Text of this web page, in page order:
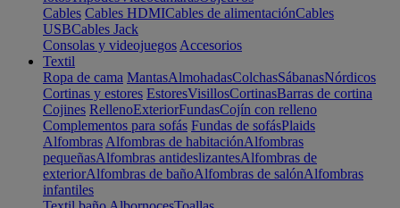
Cables Cables HDMICables de alimentaciónCables
USBCables Jack
Consolas y videojuegos Accesorios
Textil
Ropa de cama MantasAlmohadasColchasSábanasNórdicos
Cortinas y estores EstoresVisillosCortinasBarras de cortina
Cojines RellenoExteriorFundasCojín con relleno
Complementos para sofás Fundas de sofásPlaids
Alfombras Alfombras de habitaciónAlfombras
pequeñasAlfombras antideslizantesAlfombras de
exteriorAlfombras de bañoAlfombras de salónAlfombras
infantiles